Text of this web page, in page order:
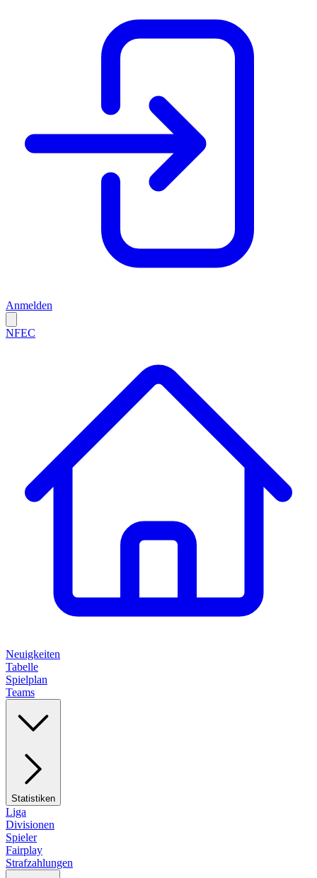
Anmelden
NFEC
Neuigkeiten
Tabelle
Spielplan
Teams
Statistiken
Liga
Divisionen
Spieler
Fairplay
Strafzahlungen